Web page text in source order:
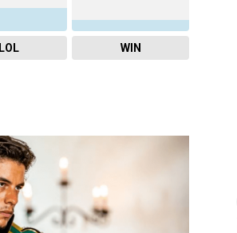
LOL WIN